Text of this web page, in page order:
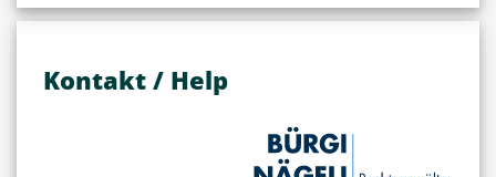
Kontakt / Help